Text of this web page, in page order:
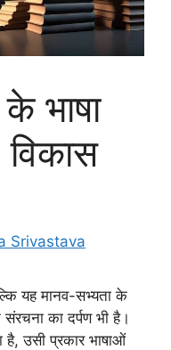
भाषा
विकास
Srivastava
यह मानव-सभ्यता के
का दर्पण भी है।
है, उसी प्रकार भाषाओं